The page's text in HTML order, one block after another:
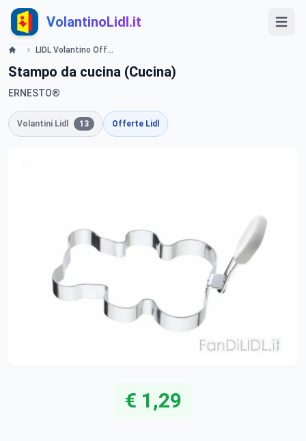
VolantinoLidl.it
LIDL Volantino Offerte e Promozion - Cucina - Offerte valide dal 29 dicembre 2015 Lidl
Stampo da cucina (Cucina)
ERNESTO®
Volantini Lidl 13 Offerte Lidl
€ 1,29